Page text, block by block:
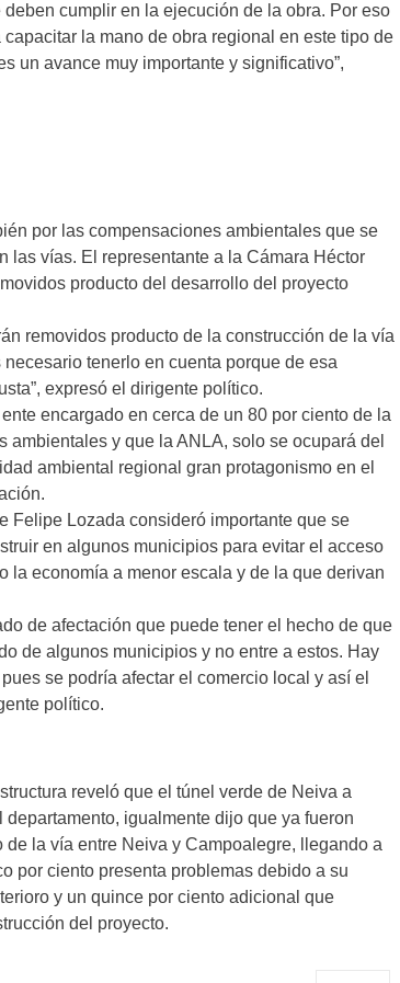
cumplir en la ejecución de la obra. Por eso
la mano de obra regional en este tipo de
un avance muy importante y significativo”,
por las compensaciones ambientales que se
las vías. El representante a la Cámara Héctor
producto del desarrollo del proyecto
removidos producto de la construcción de la vía
tenerlo en cuenta porque de esa
expresó el dirigente político.
encargado en cerca de un 80 por ciento de la
y que la ANLA, solo se ocupará del
ambiental regional gran protagonismo en el
Felipe Lozada consideró importante que se
en algunos municipios para evitar el acceso
la economía a menor escala y de la que derivan
de afectación que puede tener el hecho de que
de algunos municipios y no entre a estos. Hay
se podría afectar el comercio local y así el
político.
reveló que el túnel verde de Neiva a
igualmente dijo que ya fueron
la vía entre Neiva y Campoalegre, llegando a
por ciento presenta problemas debido a su
y un quince por ciento adicional que
del proyecto.